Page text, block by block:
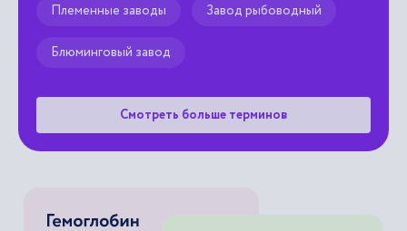
Племенные заводы Завод рыбоводный
Блюминговый завод
Смотреть больше терминов